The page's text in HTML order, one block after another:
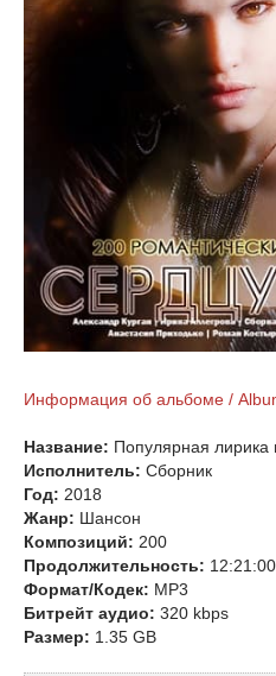
Информация об альбоме /
Название: Популярная лирика
Исполнитель: Сборник
Год: 2018
Жанр: Шансон
Композиций: 200
Продолжительность: 12:21:00
Формат/Кодек: MP3
Битрейт аудио: 320 kbps
Размер: 1.35 GB